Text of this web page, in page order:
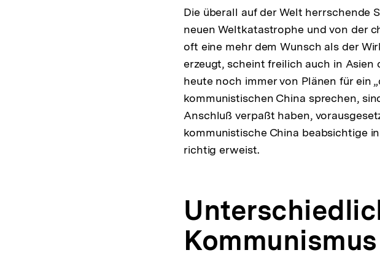
Die überall auf der Welt herrschende
neuen Weltkatastrophe und von der
oft eine mehr dem Wunsch als der
erzeugt, scheint freilich auch in Asien
heute noch immer von Plänen für ein
kommunistischen China sprechen,
Anschluß verpaßt haben,
kommunistische China beabsichtige
richtig erweist.
Kommunismus